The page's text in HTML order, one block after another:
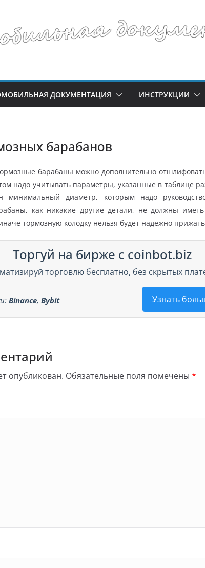
ДОКУМЕНТАЦИЯ ИНСТРУКЦИИ
барабанов
барабаны можно дополнительно
надо учитывать параметры, указанные в таблице
минимальный диаметр, которым надо
как никакие другие детали, не должны
тормозную колодку нельзя будет надежно
Торгуй на бирже с coinbot.biz
торговлю бесплатно, без скрытых
Узнать
Binance, Bybit
опубликован. Обязательные поля помечены *